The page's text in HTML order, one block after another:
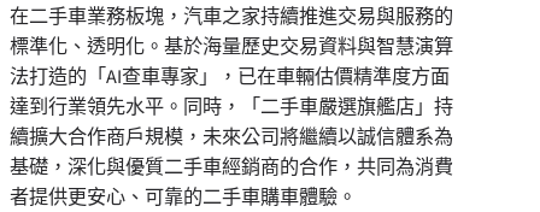
在二手車業務板塊，汽車之家持續推進交易與服務的
標準化、透明化。基於海量歷史交易資料與智慧演算
法打造的「AI查車專家」，已在車輛估價精準度方面
達到行業領先水平。同時，「二手車嚴選旗艦店」持
續擴大合作商戶規模，未來公司將繼續以誠信體系為
基礎，深化與優質二手車經銷商的合作，共同為消費
者提供更安心、可靠的二手車購車體驗。